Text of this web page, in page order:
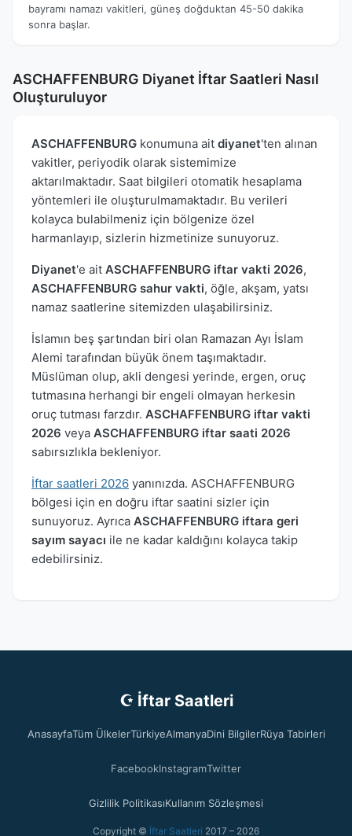
bayramı namazı vakitleri, güneş doğduktan 45-50 dakika
sonra başlar.
ASCHAFFENBURG Diyanet İftar Saatleri Nasıl
Oluşturuluyor
ASCHAFFENBURG konumuna ait diyanet'ten alınan
vakitler, periyodik olarak sistemimize
aktarılmaktadır. Saat bilgileri otomatik hesaplama
yöntemleri ile oluşturulmamaktadır. Bu verileri
kolayca bulabilmeniz için bölgenize özel
harmanlayıp, sizlerin hizmetinize sunuyoruz.
Diyanet'e ait ASCHAFFENBURG iftar vakti 2026,
ASCHAFFENBURG sahur vakti, öğle, akşam, yatsı
namaz saatlerine sitemizden ulaşabilirsiniz.
İslamın beş şartından biri olan Ramazan Ayı İslam
Alemi tarafından büyük önem taşımaktadır.
Müslüman olup, akli dengesi yerinde, ergen, oruç
tutmasına herhangi bir engeli olmayan herkesin
oruç tutması farzdır. ASCHAFFENBURG iftar vakti
2026 veya ASCHAFFENBURG iftar saati 2026
sabırsızlıkla bekleniyor.
İftar saatleri 2026 yanınızda. ASCHAFFENBURG
bölgesi için en doğru iftar saatini sizler için
sunuyoruz. Ayrıca ASCHAFFENBURG iftara geri
sayım sayacı ile ne kadar kaldığını kolayca takip
edebilirsiniz.
☪ İftar Saatleri
AnasayfaTüm ÜlkelerTürkiyeAlmanyaDini BilgilerRüya Tabirleri
FacebookInstagramTwitter
Gizlilik PolitikasıKullanım Sözleşmesi
Copyright © İftar Saatleri 2017 – 2026